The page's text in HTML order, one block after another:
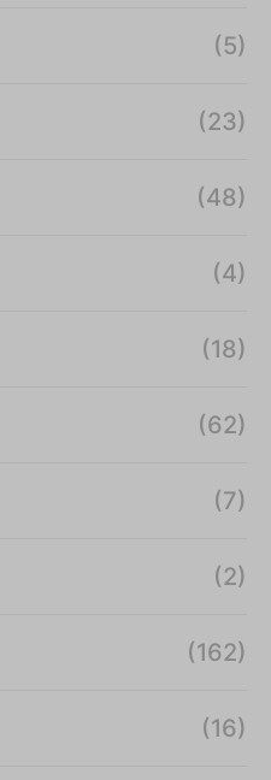
(5)
(23)
(48)
(4)
(18)
(62)
(7)
(2)
(162)
(16)